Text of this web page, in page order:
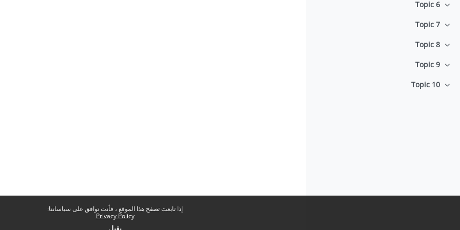
إذا تابعت تصفح هذا الموقع ، فأنت توافق على سياساتنا:
Privacy Policy
طيTopic 6
طي Topic 7
طيTopic 8
طيTopic 9
طيTopic 10